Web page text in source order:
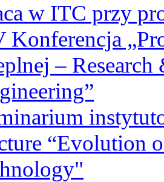
w ITC przy
Konferencja
–
“Evolution